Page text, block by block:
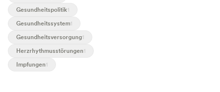
Gesundheitspolitik1
Gesundheitssystem1
Gesundheitsversorgung1
Herzrhythmusstörungen1
Impfungen1